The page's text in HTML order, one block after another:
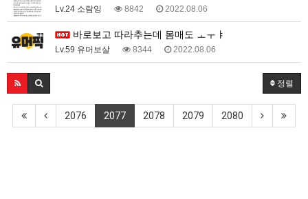
Lv.24 소람잉 8842 2022.08.06
바로보고 따라추는데 몸매도 ㅗㅜㅑ
Lv.59 유머보살 8344 2022.08.06
정렬
2076 2077 2078 2079 2080